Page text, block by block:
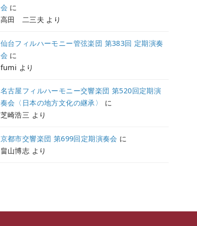
会 に
高田 二三夫 より
仙台フィルハーモニー管弦楽団 第383回 定期演奏
会 に
fumi より
名古屋フィルハーモニー交響楽団 第520回定期演
奏会〈日本の地方文化の継承〉
に
芝崎浩三 より
京都市交響楽団 第699回定期演奏会 に
畠山博志 より